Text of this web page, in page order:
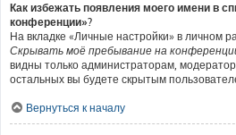
Как избежать появления моего имени в
конференции»?
На вкладке «Личные настройки» в личном
Скрывать моё пребывание на
видны только администраторам,
остальных вы будете скрытым
Вернуться к началу